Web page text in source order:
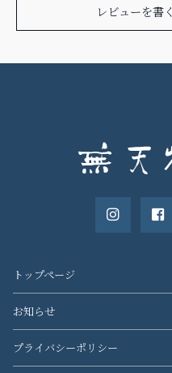
レビューを書く
トップページ
お知らせ
プライバシーポリシー